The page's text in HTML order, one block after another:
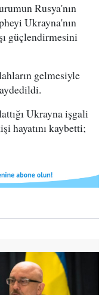
Rusya'nın
Ukrayna'nın
güçlendirmesini
gelmesiyle
Ukrayna işgali
hayatını kaybetti;